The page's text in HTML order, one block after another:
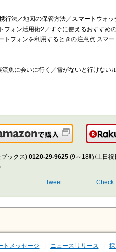
行法／地図の保管方法／スマートウォ
ォン活用術2／すぐに使えるおすすめ
フォンを利用するときの注意点 スマ
魚に会いに行く／雪がないと行けない
Amazonで購入
ックス) 0120-29-9625 (9～18時/土日祝
Tweet Check
トメッセージ ニュースリリース